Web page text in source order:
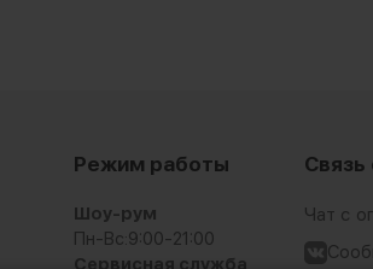
Режим работы
Шоу-рум
Пн-Вс:9:00-21:00
Сервисная служба
Связь
Чат с